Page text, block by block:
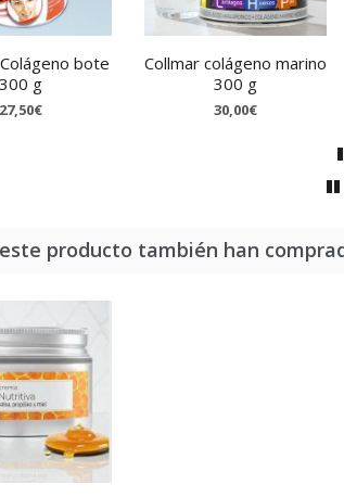
bote
300 g
27,50€
Collmar colágeno marino
300 g
30,00€
producto también han